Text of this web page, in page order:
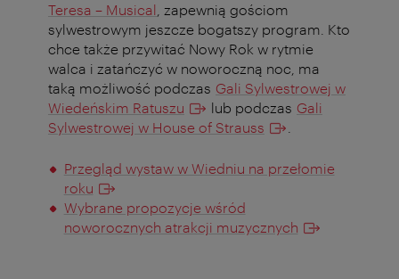
Teresa – Musical , zapewnią gościom
sylwestrowym jeszcze bogatszy program. Kto
chce także przywitać Nowy Rok w rytmie
walca i zatańczyć w noworoczną noc, ma
taką możliwość podczas Gali Sylwestrowej w
Wiedeńskim Ratuszu
lub podczas Gali
Sylwestrowej w House of Strauss
Przegląd wystaw w Wiedniu na przełomie
roku
Wybrane propozycje wśród
noworocznych atrakcji muzycznych